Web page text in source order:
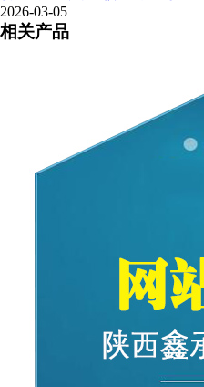
2026-03-05
相关产品